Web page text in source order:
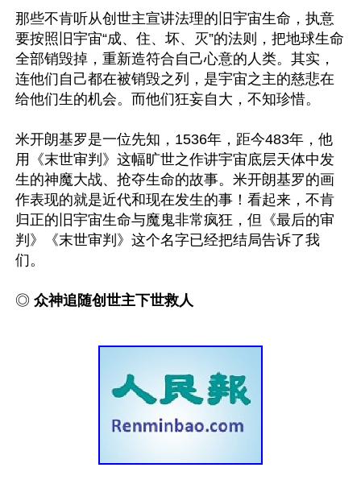
那些不肯听从创世主宣讲法理的旧宇宙生命，执意
要按照旧宇宙“成、住、坏、灭”的法则，把地球生命
全部销毁掉，重新造符合自己心意的人类。其实，
连他们自己都在被销毁之列，是宇宙之主的慈悲在
给他们生的机会。而他们狂妄自大，不知珍惜。
米开朗基罗是一位先知，1536年，距今483年，他
用《末世审判》这幅旷世之作讲宇宙底层天体中发
生的神魔大战、抢夺生命的故事。米开朗基罗的画
作表现的就是近代和现在发生的事！看起来，不肯
归正的旧宇宙生命与魔鬼非常疯狂，但《最后的审
判》《末世审判》这个名字已经把结局告诉了我
们。
◎ 众神追随创世主下世救人